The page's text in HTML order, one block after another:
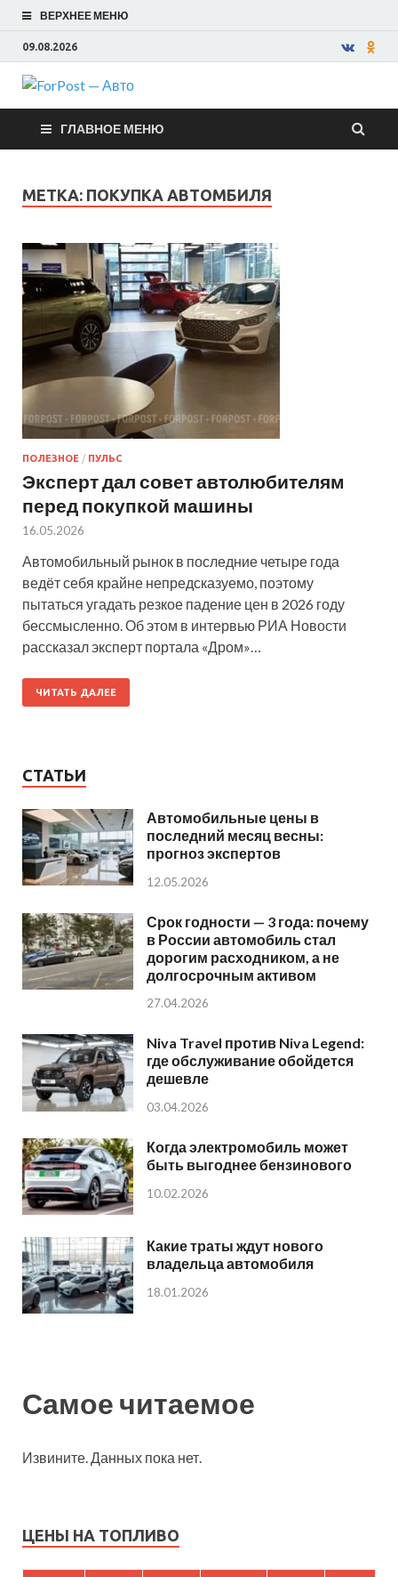
ВЕРХНЕЕ МЕНЮ
09.08.2026
ForPost —
Авто
ГЛАВНОЕ МЕНЮ
МЕТКА: ПОКУПКА АВТОМБИЛЯ
ПОЛЕЗНОЕ / ПУЛЬС
Эксперт дал совет автолюбителям
перед покупкой машины
16.05.2026
Автомобильный рынок в последние четыре года
ведёт себя крайне непредсказуемо, поэтому
пытаться угадать резкое падение цен в 2026 году
бессмысленно. Об этом в интервью РИА Новости
рассказал эксперт портала «Дром»…
ЧИТАТЬ ДАЛЕЕ
СТАТЬИ
Автомобильные цены в
последний месяц весны:
прогноз экспертов
12.05.2026
Срок годности — 3 года: почему
в России автомобиль стал
дорогим расходником, а не
долгосрочным активом
27.04.2026
Niva Travel против Niva Legend:
где обслуживание обойдется
дешевле
03.04.2026
Когда электромобиль может
быть выгоднее бензинового
10.02.2026
Какие траты ждут нового
владельца автомобиля
18.01.2026
Самое читаемое
Извините. Данных пока нет.
ЦЕНЫ НА ТОПЛИВО